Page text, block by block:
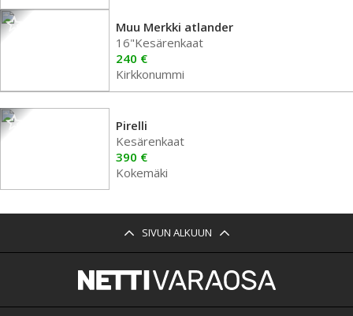
Muu Merkki atlander
16"Kesärenkaat
240 €
Kirkkonummi
Pirelli
Kesärenkaat
390 €
Kokemäki
SIVUN ALKUUN